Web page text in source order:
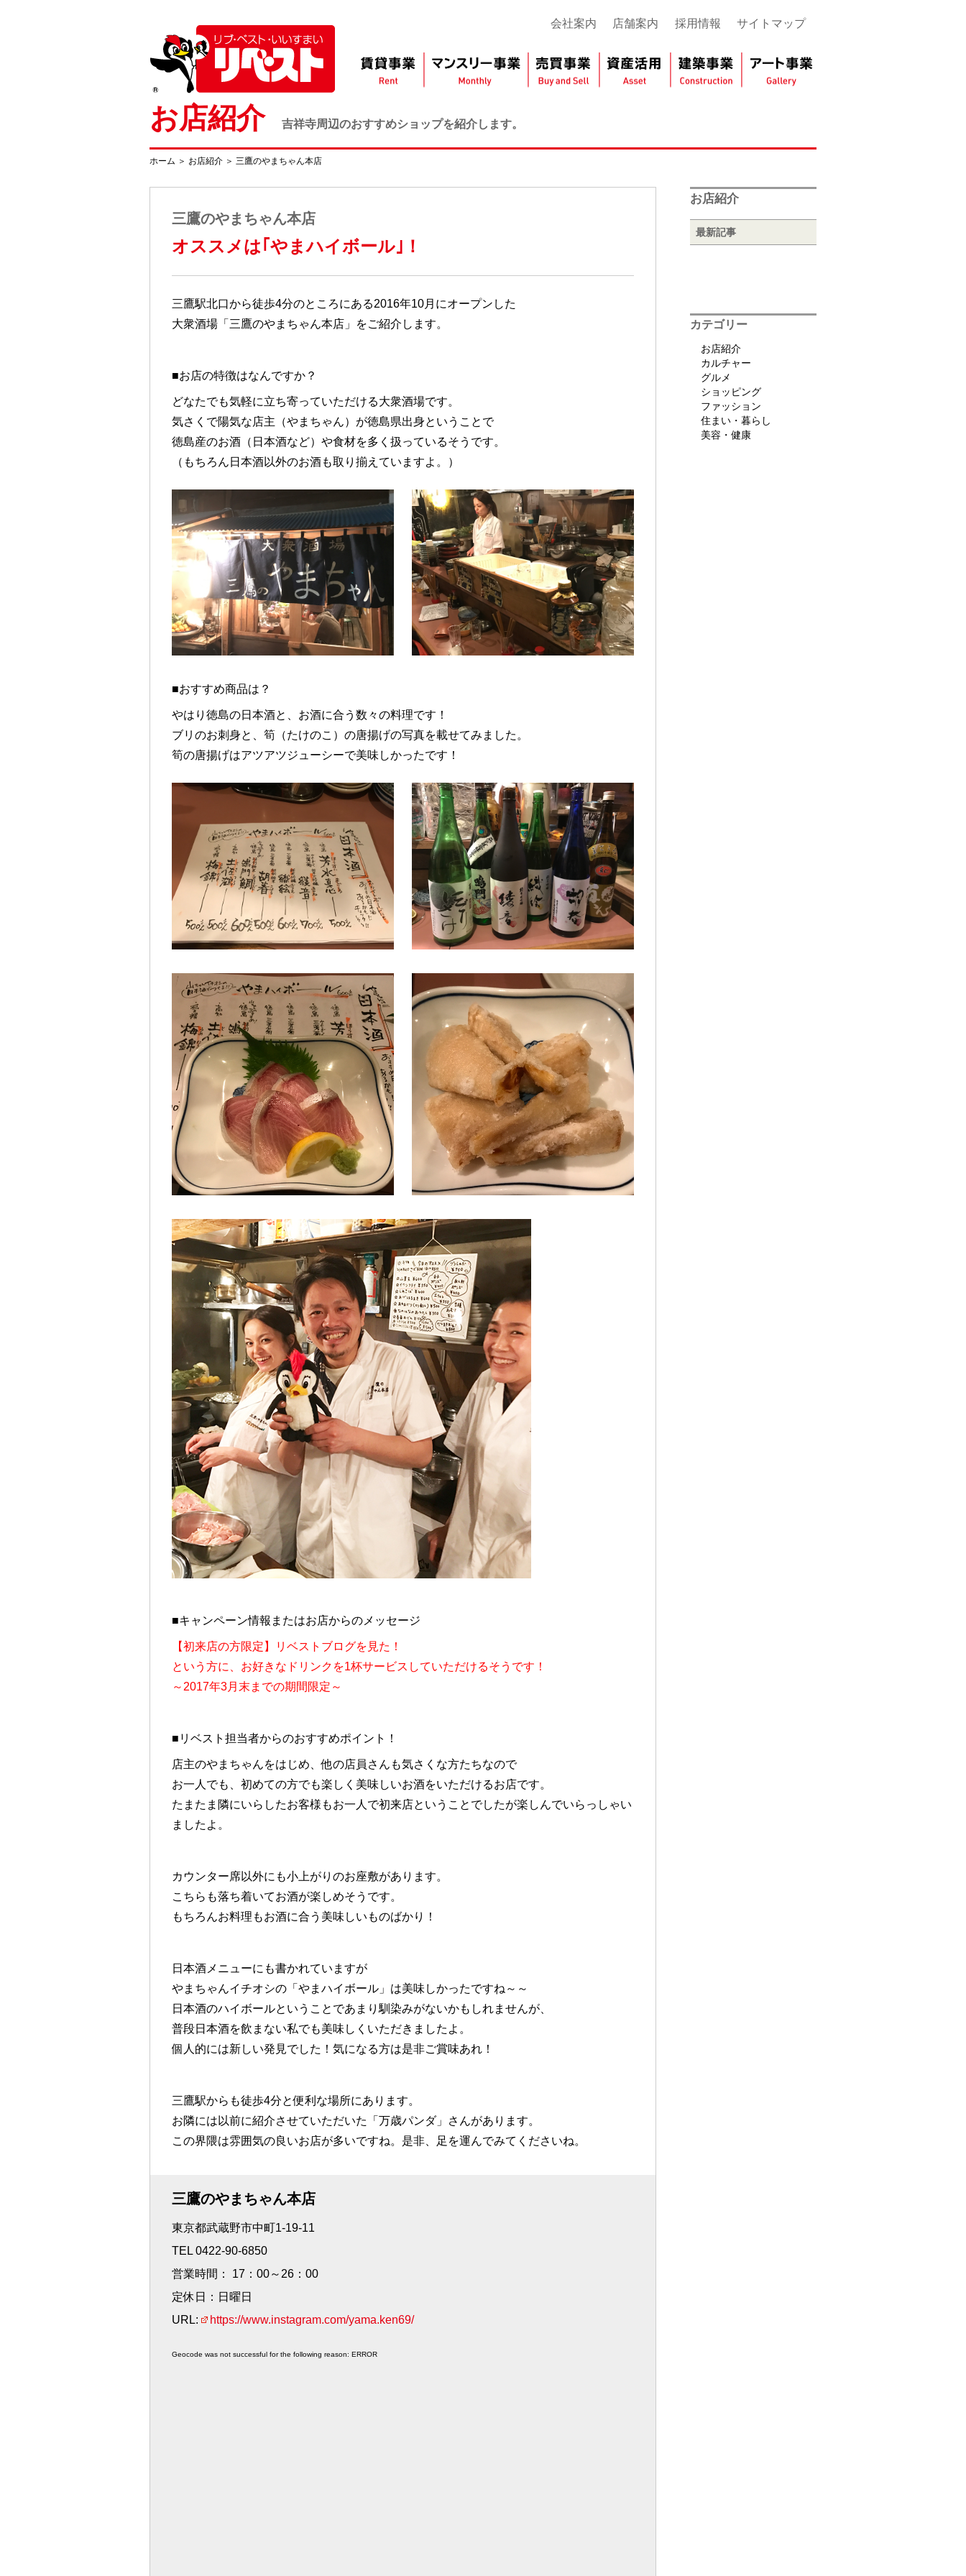
会社案内 店舗案内 採用情報 サイトマップ
お店紹介 吉祥寺周辺のおすすめショップを紹介します。
ホーム ＞ お店紹介 ＞ 三鷹のやまちゃん本店
三鷹のやまちゃん本店
オススメは｢やまハイボール｣！
三鷹駅北口から徒歩4分のところにある2016年10月にオープンした
大衆酒場「三鷹のやまちゃん本店」をご紹介します。
■お店の特徴はなんですか？
どなたでも気軽に立ち寄っていただける大衆酒場です。
気さくで陽気な店主（やまちゃん）が徳島県出身ということで
徳島産のお酒（日本酒など）や食材を多く扱っているそうです。
（もちろん日本酒以外のお酒も取り揃えていますよ。）
■おすすめ商品は？
やはり徳島の日本酒と、お酒に合う数々の料理です！
ブリのお刺身と、筍（たけのこ）の唐揚げの写真を載せてみました。
筍の唐揚げはアツアツジューシーで美味しかったです！
■キャンペーン情報またはお店からのメッセージ
【初来店の方限定】リベストブログを見た！
という方に、お好きなドリンクを1杯サービスしていただけるそうです！
～2017年3月末までの期間限定～
■リベスト担当者からのおすすめポイント！
店主のやまちゃんをはじめ、他の店員さんも気さくな方たちなので
お一人でも、初めての方でも楽しく美味しいお酒をいただけるお店です。
たまたま隣にいらしたお客様もお一人で初来店ということでしたが楽しんでいらっしゃい
ましたよ。
カウンター席以外にも小上がりのお座敷があります。
こちらも落ち着いてお酒が楽しめそうです。
もちろんお料理もお酒に合う美味しいものばかり！
日本酒メニューにも書かれていますが
やまちゃんイチオシの「やまハイボール」は美味しかったですね～～
日本酒のハイボールということであまり馴染みがないかもしれませんが、
普段日本酒を飲まない私でも美味しくいただきましたよ。
個人的には新しい発見でした！気になる方は是非ご賞味あれ！
三鷹駅からも徒歩4分と便利な場所にあります。
お隣には以前に紹介させていただいた「万歳パンダ」さんがあります。
この界隈は雰囲気の良いお店が多いですね。是非、足を運んでみてくださいね。
三鷹のやまちゃん本店
東京都武蔵野市中町1-19-11
TEL 0422-90-6850
営業時間： 17：00～26：00
定休日：日曜日
URL:
https://www.instagram.com/yama.ken69/
Geocode was not successful for the following reason: ERROR
お店紹介
最新記事
カテゴリー
お店紹介
カルチャー
グルメ
ショッピング
ファッション
住まい・暮らし
美容・健康